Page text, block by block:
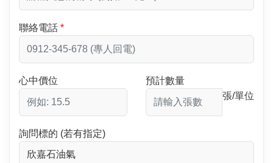
聯絡電話
心中價位
預計數量
張/單位
詢問標的 (若有指定)